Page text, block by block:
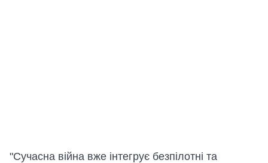
"Сучасна війна вже інтегрує безпілотні та